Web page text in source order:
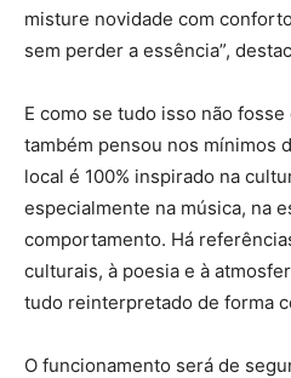
misture novidade com
sem perder a essência”,
E como se tudo isso não
também pensou nos mínimos
local é 100% inspirado na
especialmente na música, na
comportamento. Há
culturais, à poesia e à
tudo reinterpretado de forma
O funcionamento será de